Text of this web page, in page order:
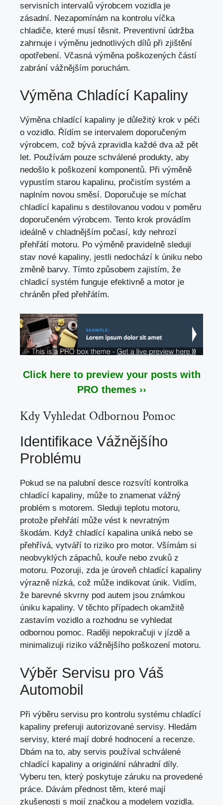
servisních intervalů výrobcem vozidla je
zásadní. Nezapomínám na kontrolu víčka
chladiče, které musí těsnit. Preventivní údržba
zahrnuje i výměnu jednotlivých dílů při zjištění
opotřebení. Včasná výměna poškozených částí
zabrání vážnějším poruchám.
Výměna Chladící Kapaliny
Výměna chladící kapaliny je důležitý krok v péči
o vozidlo. Řídím se intervalem doporučeným
výrobcem, což bývá zpravidla každé dva až pět
let. Používám pouze schválené produkty, aby
nedošlo k poškození komponentů. Při výměně
vypustím starou kapalinu, pročistím systém a
naplním novou směsí. Doporučuje se míchat
chladící kapalinu s destilovanou vodou v poměru
doporučeném výrobcem. Tento krok provádím
ideálně v chladnějším počasí, kdy nehrozí
přehřátí motoru. Po výměně pravidelně sleduji
stav nové kapaliny, jestli nedochází k úniku nebo
změně barvy. Tímto způsobem zajistím, že
chladicí systém funguje efektivně a motor je
chráněn před přehřátím.
Click here to preview your posts with
PRO themes ››
Kdy Vyhledat Odbornou Pomoc
Identifikace Vážnějšího
Problému
Pokud se na palubní desce rozsvítí kontrolka
chladící kapaliny, může to znamenat vážný
problém s motorem. Sleduji teplotu motoru,
protože přehřátí může vést k nevratným
škodám. Když chladící kapalina uniká nebo se
přehřívá, vytváří to riziko pro motor. Všímám si
neobvyklých zápachů, kouře nebo zvuků z
motoru. Pozoruji, zda je úroveň chladící kapaliny
výrazně nízká, což může indikovat únik. Vidím,
že barevné skvrny pod autem jsou známkou
úniku kapaliny. V těchto případech okamžitě
zastavím vozidlo a rozhodnu se vyhledat
odbornou pomoc. Raději nepokračuji v jízdě a
minimalizuji riziko vážnějšího poškození motoru.
Výběr Servisu pro Váš
Automobil
Při výběru servisu pro kontrolu systému chladící
kapaliny preferuji autorizované servisy. Hledám
servisy, které mají dobré hodnocení a recenze.
Dbám na to, aby servis používal schválené
chladící kapaliny a originální náhradní díly.
Vyberu ten, který poskytuje záruku na provedené
práce. Dávám přednost těm, které mají
zkušenosti s mojí značkou a modelem vozidla.